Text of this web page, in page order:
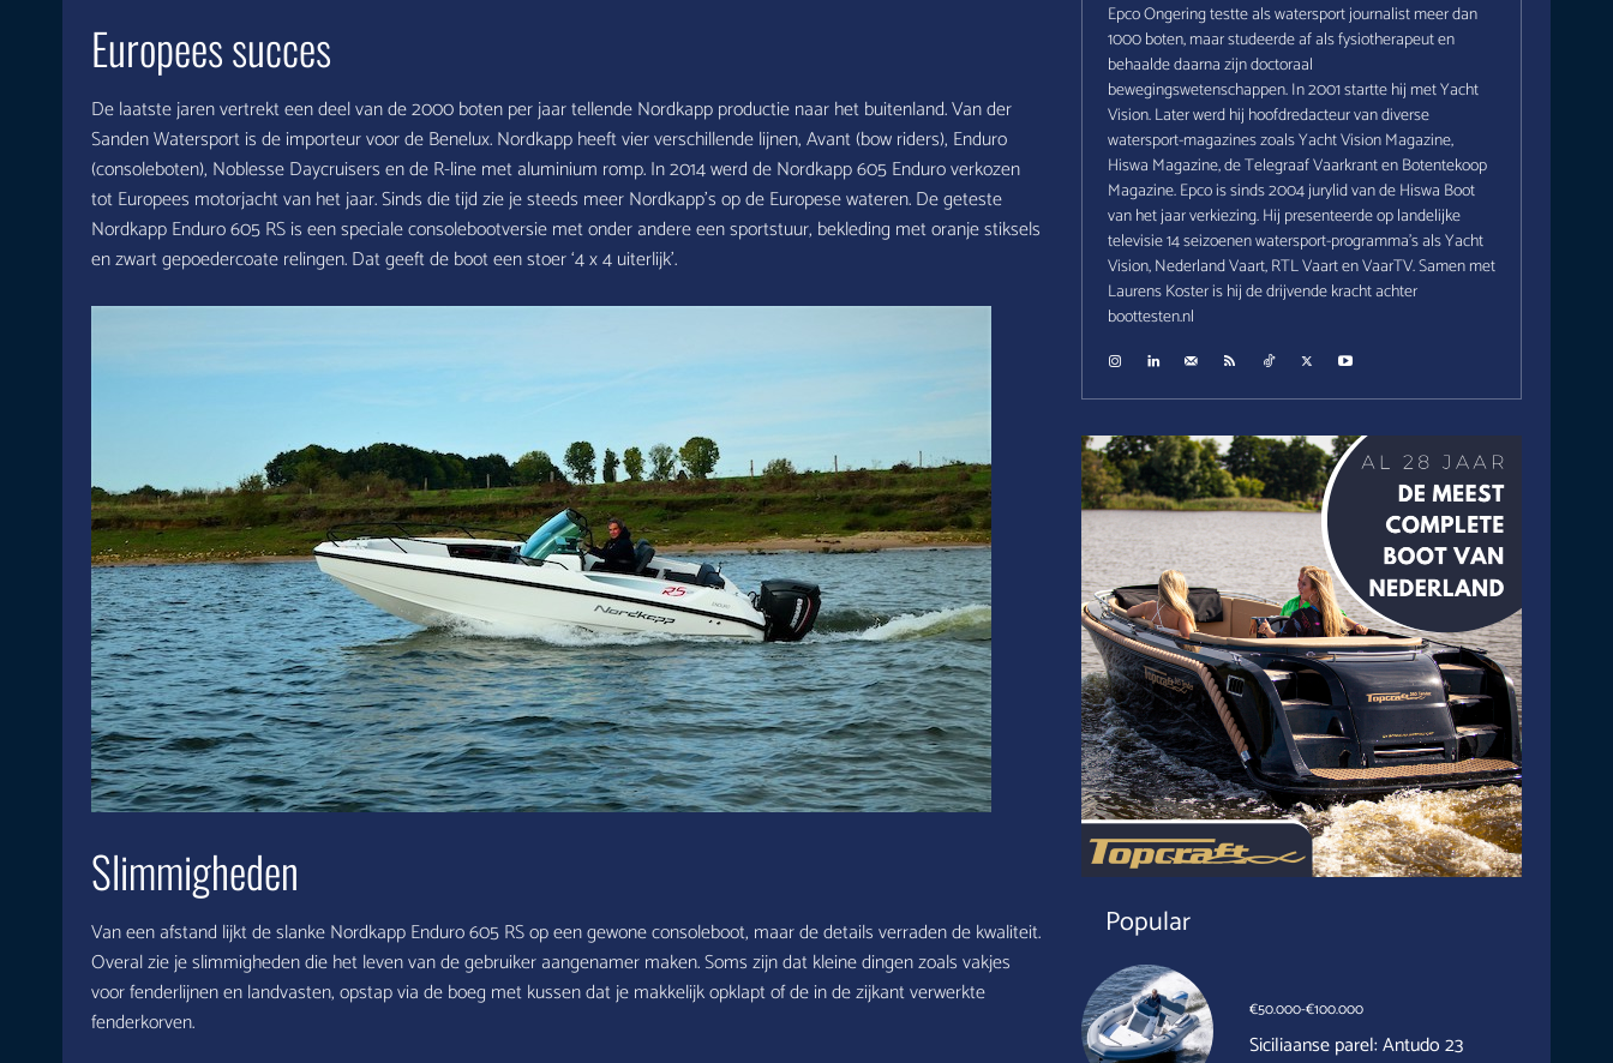
Europees succes
De laatste jaren vertrekt een deel van de 2000 boten per jaar tellende Nordkapp productie naar het buitenland. Van der
Sanden Watersport is de importeur voor de Benelux. Nordkapp heeft vier verschillende lijnen, Avant (bow riders), Enduro
(consoleboten), Noblesse Daycruisers en de R-line met aluminium romp. In 2014 werd de Nordkapp 605 Enduro verkozen
tot Europees motorjacht van het jaar. Sinds die tijd zie je steeds meer Nordkapp’s op de Europese wateren. De geteste
Nordkapp Enduro 605 RS is een speciale consolebootversie met onder andere een sportstuur, bekleding met oranje stiksels
en zwart gepoedercoate relingen. Dat geeft de boot een stoer ‘4 x 4 uiterlijk’.
Slimmigheden
Van een afstand lijkt de slanke Nordkapp Enduro 605 RS op een gewone consoleboot, maar de details verraden de kwaliteit.
Overal zie je slimmigheden die het leven van de gebruiker aangenamer maken. Soms zijn dat kleine dingen zoals vakjes
voor fenderlijnen en landvasten, opstap via de boeg met kussen dat je makkelijk opklapt of de in de zijkant verwerkte
fenderkorven.
Epco Ongering testte als watersport journalist meer dan
1000 boten, maar studeerde af als fysiotherapeut en
behaalde daarna zijn doctoraal
bewegingswetenschappen. In 2001 startte hij met Yacht
Vision. Later werd hij hoofdredacteur van diverse
watersport-magazines zoals Yacht Vision Magazine,
Hiswa Magazine, de Telegraaf Vaarkrant en Botentekoop
Magazine. Epco is sinds 2004 jurylid van de Hiswa Boot
van het jaar verkiezing. Hij presenteerde op landelijke
televisie 14 seizoenen watersport-programma's als Yacht
Vision, Nederland Vaart, RTL Vaart en VaarTV. Samen met
Laurens Koster is hij de drijvende kracht achter
boottesten.nl
Popular
€50.000-€100.000
Siciliaanse parel: Antudo 23